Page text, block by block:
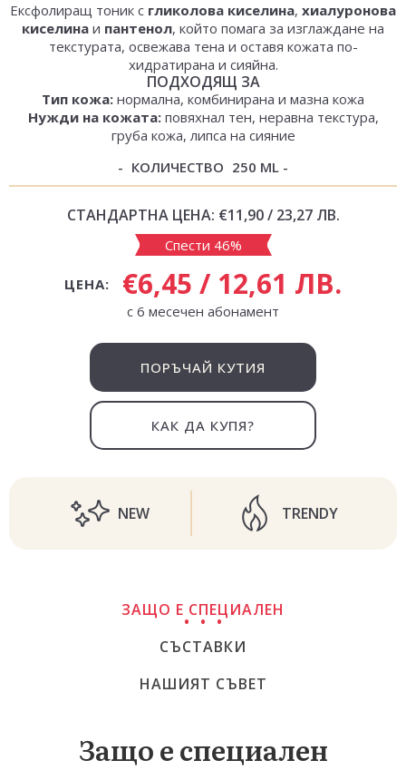
Ексфолиращ тоник с гликолова киселина, хиалуронова
киселина и пантенол, който помага за изглаждане на
текстурата, освежава тена и оставя кожата по-
хидратирана и сияйна.
ПОДХОДЯЩ ЗА
Тип кожа: нормална, комбинирана и мазна кожа
Нужди на кожата:повяхнал тен, неравна текстура,
груба кожа, липса на сияние
КОЛИЧЕСТВО 250 ML
СТАНДАРТНА ЦЕНА: €11,90 / 23,27 ЛВ.
Спести 46%
ЦЕНА: €6,45 / 12,61 ЛВ.
с 6 месечен абонамент
ПОРЪЧАЙ КУТИЯ
КАК ДА КУПЯ?
NEW TRENDY
ЗАЩО Е СПЕЦИАЛЕН
СЪСТАВКИ
НАШИЯТ СЪВЕТ
Защо е специален